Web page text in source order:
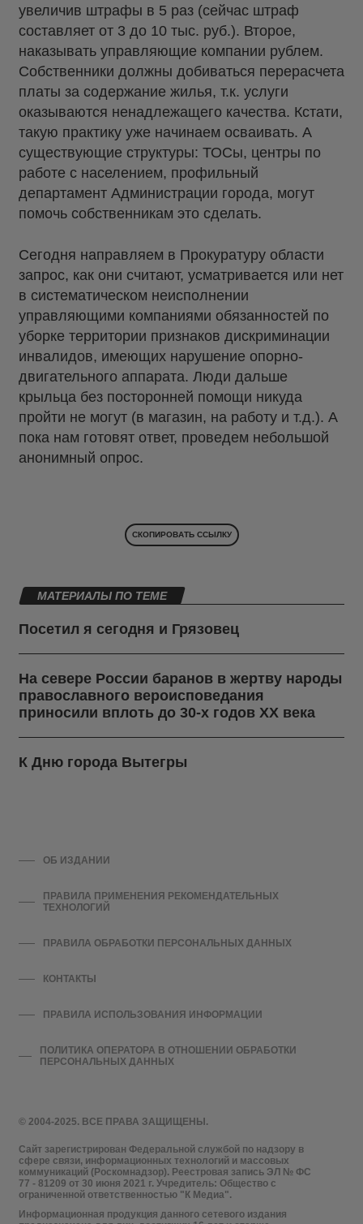
увеличив штрафы в 5 раз (сейчас штраф
составляет от 3 до 10 тыс. руб.). Второе,
наказывать управляющие компании рублем.
Собственники должны добиваться перерасчета
платы за содержание жилья, т.к. услуги
оказываются ненадлежащего качества. Кстати,
такую практику уже начинаем осваивать. А
существующие структуры: ТОСы, центры по
работе с населением, профильный
департамент Администрации города, могут
помочь собственникам это сделать.
Сегодня направляем в Прокуратуру области
запрос, как они считают, усматривается или нет
в систематическом неисполнении
управляющими компаниями обязанностей по
уборке территории признаков дискриминации
инвалидов, имеющих нарушение опорно-
двигательного аппарата. Люди дальше
крыльца без посторонней помощи никуда
пройти не могут (в магазин, на работу и т.д.). А
пока нам готовят ответ, проведем небольшой
анонимный опрос.
СКОПИРОВАТЬ ССЫЛКУ
МАТЕРИАЛЫ ПО ТЕМЕ
Посетил я сегодня и Грязовец
На севере России баранов в жертву народы
православного вероисповедания
приносили вплоть до 30-х годов ХХ века
К Дню города Вытегры
© 2004-2025. ВСЕ ПРАВА ЗАЩИЩЕНЫ.
Сайт зарегистрирован Федеральной службой по надзору в
сфере связи, информационных технологий и массовых
коммуникаций (Роскомнадзор). Реестровая запись ЭЛ № ФС
77 - 81209 от 30 июня 2021 г. Учредитель: Общество с
ограниченной ответственностью "К Медиа".
Информационная продукция данного сетевого издания
ОБ ИЗДАНИИ
ПРАВИЛА ПРИМЕНЕНИЯ РЕКОМЕНДАТЕЛЬНЫХ
ТЕХНОЛОГИЙ
ПРАВИЛА ОБРАБОТКИ ПЕРСОНАЛЬНЫХ ДАННЫХ
КОНТАКТЫ
ПРАВИЛА ИСПОЛЬЗОВАНИЯ ИНФОРМАЦИИ
ПОЛИТИКА ОПЕРАТОРА В ОТНОШЕНИИ ОБРАБОТКИ
ПЕРСОНАЛЬНЫХ ДАННЫХ